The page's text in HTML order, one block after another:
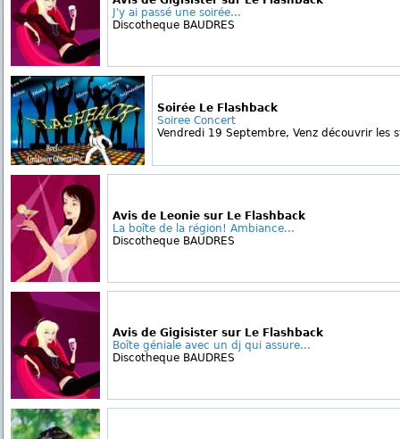
J'y ai passé une soirée...
Discotheque BAUDRES
Soirée Le Flashback
Soiree Concert
Vendredi 19 Septembre, Venz découvrir les
Avis de Leonie sur Le Flashback
La boîte de la région! Ambiance...
Discotheque BAUDRES
Avis de Gigisister sur Le Flashback
Boîte géniale avec un dj qui assure...
Discotheque BAUDRES